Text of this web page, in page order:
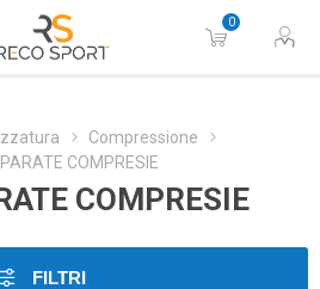
0
Compressione
COMPRESIE
COMPRESIE
FILTRI